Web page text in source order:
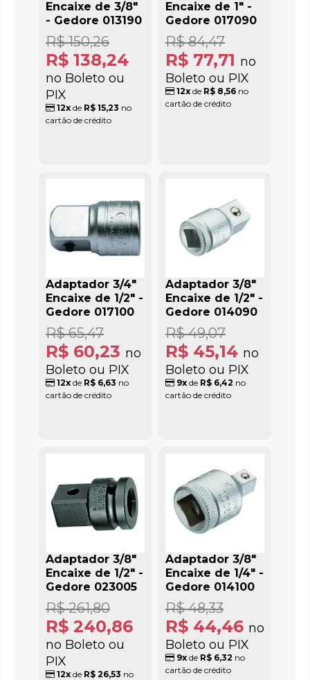
Encaixe de 3/8"
- Gedore 013190
R$ 138,24
no Boleto ou
PIX
R$ 150,26
12x de R$ 15,23 no
cartão de crédito
Encaixe de 1" -
Gedore 017090
R$ 77,71 no
Boleto ou PIX
R$ 84,47
12xde R$ 8,56no
cartão de crédito
Adaptador 3/4"
Encaixe de 1/2" -
Gedore 017100
R$ 60,23 no
Boleto ou PIX
R$ 65,47
12x de R$ 6,63 no
cartão de crédito
Adaptador 3/8"
Encaixe de 1/2" -
Gedore 014090
R$ 45,14 no
Boleto ou PIX
R$ 49,07
9xde R$ 6,42 no
cartão de crédito
Adaptador 3/8"
Encaixe de 1/2" -
Gedore 023005
R$ 240,86
no Boleto ou
PIX
R$ 261,80
12x de R$ 26,53 no
Adaptador 3/8"
Encaixe de 1/4" -
Gedore 014100
R$ 44,46 no
Boleto ou PIX
R$ 48,33
9xde R$ 6,32 no
cartão de crédito